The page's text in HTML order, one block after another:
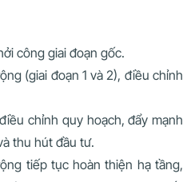
công giai đoạn gốc.
(giai đoạn 1 và 2), điều chỉnh
chỉnh quy hoạch, đẩy mạnh
thu hút đầu tư.
tiếp tục hoàn thiện hạ tầng,